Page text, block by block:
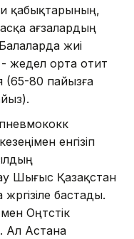
қабықтарының,
ағзалардың
жиі
- жедел орта отит
(65-80 пайызға
енгізіп
Шығыс Қазақстан
бастады.
Оңтүстік
Ал Астана